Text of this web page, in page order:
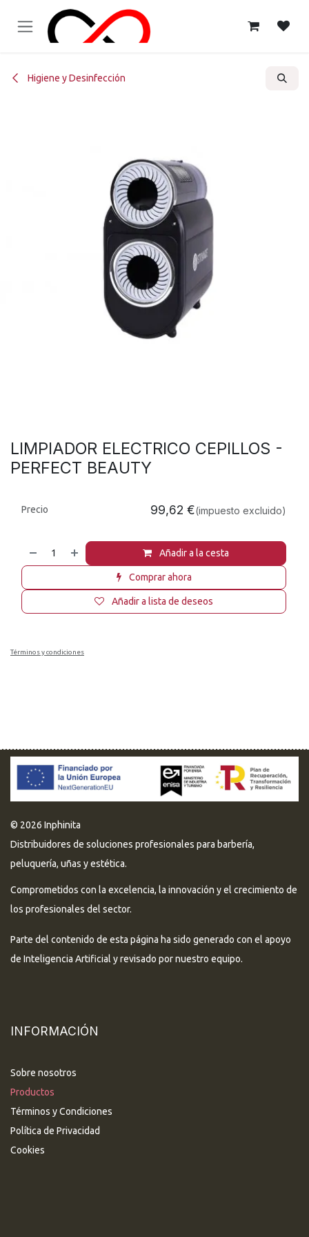
Higiene y Desinfección
LIMPIADOR ELECTRICO CEPILLOS -
PERFECT BEAUTY
Añadir a la cesta
Comprar ahora
Añadir a lista de deseos
Precio 99,62 €(impuesto excluido)
Términos y condiciones
© 2026 Inphinita
Distribuidores de soluciones profesionales para barbería,
peluquería, uñas y estética.
Comprometidos con la excelencia, la innovación y el crecimiento de
los profesionales del sector.
Parte del contenido de esta página ha sido generado con el apoyo
de Inteligencia Artificial y revisado por nuestro equipo.
INFORMACIÓN
Sobre nosotros
Productos
Términos y Condiciones
Política de Privacidad
Cookies